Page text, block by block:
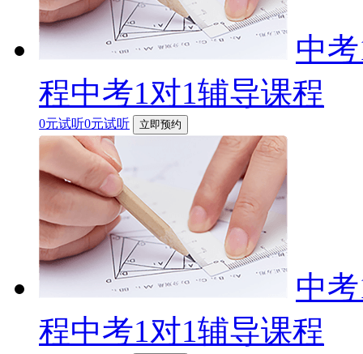
中
程中考1对1辅导课程
0元试听0元试听 立即预约
中
程中考1对1辅导课程